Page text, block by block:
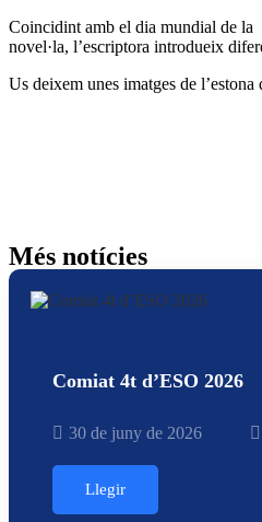
Coincidint amb el dia mundial de la
novel·la, l’escriptora introdueix
Us deixem unes imatges de
Més notícies
Comiat 4t d’ESO 2026
30 de juny de 2026
Llegir